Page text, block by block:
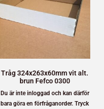
Tråg 324x263x60mm vit alt.
brun Fefco 0300
Du är inte inloggad och kan därför
bara göra en förfråganorder. Tryck